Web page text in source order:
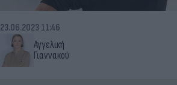
Αγγελική
Γιαννακού
23.06.2023 11:46